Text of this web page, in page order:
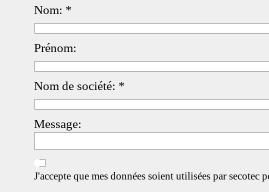
Nom: *
Prénom:
Nom de société: *
Message:
J'accepte que mes données soient utilisées par secotec